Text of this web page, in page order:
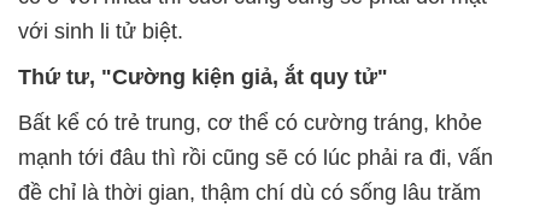
với sinh li tử biệt.
Thứ tư, "Cường kiện giả, ắt quy tử"
Bất kể có trẻ trung, cơ thể có cường tráng, khỏe
mạnh tới đâu thì rồi cũng sẽ có lúc phải ra đi, vấn
đề chỉ là thời gian, thậm chí dù có sống lâu trăm